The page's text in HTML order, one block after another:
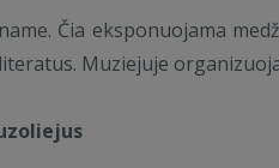
Čia eksponuojama
Muziejuje